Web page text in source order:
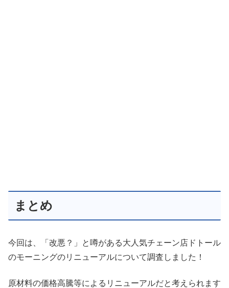
まとめ
今回は、「改悪？」と噂がある大人気チェーン店ドトール
のモーニングのリニューアルについて調査しました！
原材料の価格高騰等によるリニューアルだと考えられます